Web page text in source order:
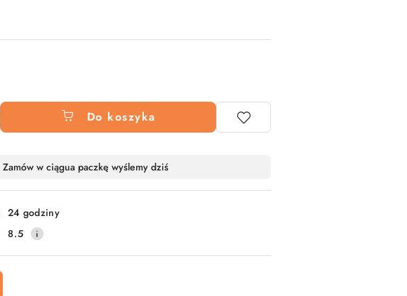
Do koszyka
Zamów w ciągua paczkę wyślemy dziś
24 godziny
8.5